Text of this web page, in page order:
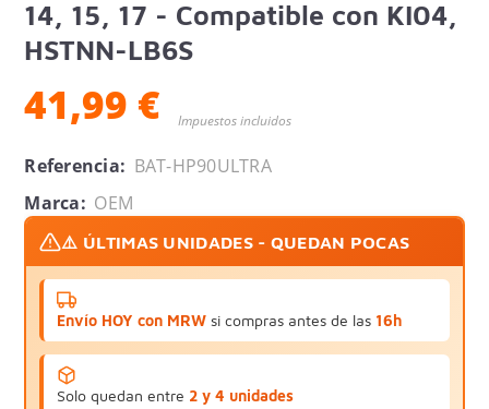
14, 15, 17 - Compatible con KI04,
HSTNN-LB6S
41,99 € Impuestos incluidos
Referencia: BAT-HP90ULTRA
Marca: OEM
⚠️ ÚLTIMAS UNIDADES - QUEDAN POCAS
Envío HOY con MRW si compras antes de las 16h
Solo quedan entre 2 y 4 unidades